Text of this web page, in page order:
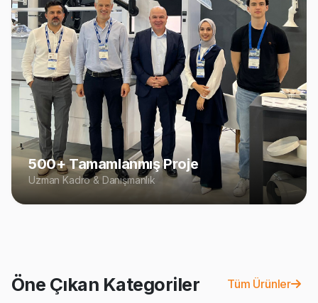
500+ Tamamlanmış Proje
Uzman Kadro & Danışmanlık
Öne Çıkan Kategoriler Tüm Ürünler